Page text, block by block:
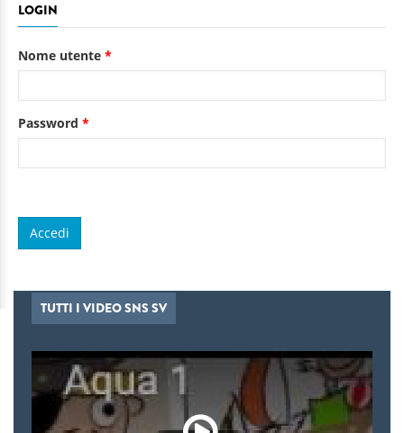
LOGIN
Nome utente *
Password *
TUTTI I VIDEO SNS SV